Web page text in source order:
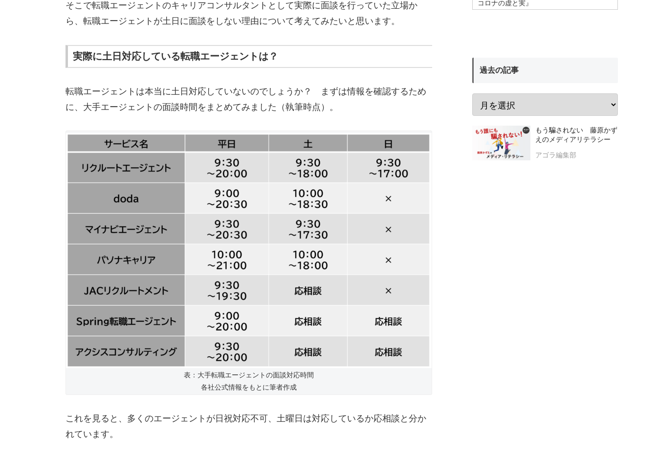
そこで転職エージェントのキャリアコンサルタントとして実際に面談を行っていた立場か
ら、転職エージェントが土日に面談をしない理由について考えてみたいと思います。
実際に土日対応している転職エージェントは？
転職エージェントは本当に土日対応していないのでしょうか？ まずは情報を確認するため
に、大手エージェントの面談時間をまとめてみました（執筆時点）。
表：大手転職エージェントの面談対応時間
各社公式情報をもとに筆者作成
これを見ると、多くのエージェントが日祝対応不可、土曜日は対応しているか応相談と分か
れています。
コロナの虚と実』
過去の記事
もう騙されない 藤原かず
えのメディアリテラシー
アゴラ編集部